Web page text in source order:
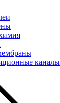
каналы